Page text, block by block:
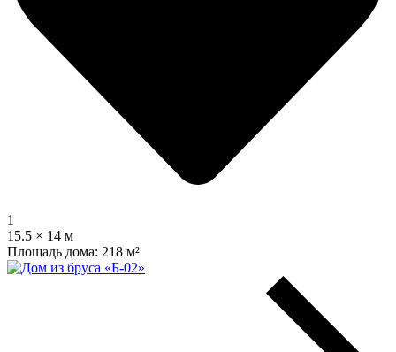
1
15.5 × 14 м
Площадь дома: 218 м²